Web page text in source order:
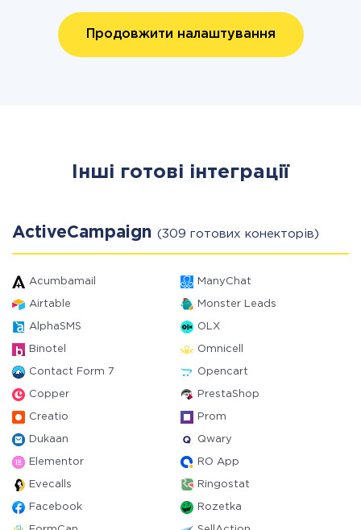
Продовжити налаштування
Інші готові інтеграції
ActiveCampaign (309 готових конекторів)
Acumbamail ManyChat
Airtable Monster Leads
AlphaSMS OLX
Binotel Omnicell
Contact Form 7 Opencart
Copper PrestaShop
Creatio Prom
Dukaan Qwary
Elementor RO App
Evecalls Ringostat
Facebook Rozetka